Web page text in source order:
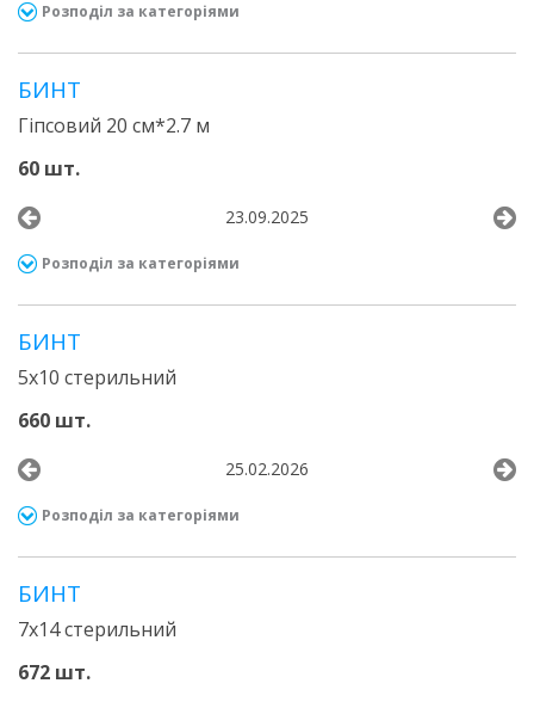
Розподіл за категоріями
БИНТ
Гіпсовий 20 см*2.7 м
60 шт.
23.09.2025
Розподіл за категоріями
БИНТ
5х10 стерильний
660 шт.
25.02.2026
Розподіл за категоріями
БИНТ
7х14 стерильний
672 шт.